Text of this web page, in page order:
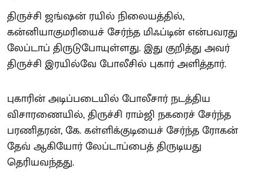
திருச்சி ஜங்ஷன் ரயில் நிலையத்தில்,
கன்னியாகுமரியைச் சேர்ந்த மிஃப்டின் என்பவரது
லேப்டாப் திருடுபோயுள்ளது. இது குறித்து அவர்
திருச்சி இரயில்வே போலீசில் புகார் அளித்தார்.
புகாரின் அடிப்படையில் போலீசார் நடத்திய
விசாரணையில், திருச்சி ராம்ஜி நகரைச் சேர்ந்த
பரணிதரன், கே. கள்ளிக்குடியைச் சேர்ந்த ரோகன்
தேவ் ஆகியோர் லேப்டாப்பைத் திருடியது
தெரியவந்தது.